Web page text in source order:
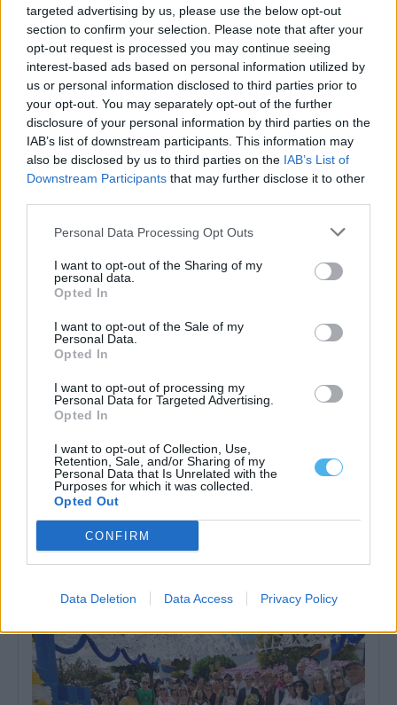
targeted advertising by us, please use the below opt-out
section to confirm your selection. Please note that after your
opt-out request is processed you may continue seeing
interest-based ads based on personal information utilized by
us or personal information disclosed to third parties prior to
your opt-out. You may separately opt-out of the further
disclosure of your personal information by third parties on the
IAB’s list of downstream participants. This information may
also be disclosed by us to third parties on the IAB’s List of
Downstream Participants that may further disclose it to other
Personal Data Processing Opt Outs
I want to opt-out of the Sharing of my
personal data.
Opted In
I want to opt-out of the Sale of my
Personal Data.
Opted In
I want to opt-out of processing my
Personal Data for Targeted Advertising.
Opted In
I want to opt-out of Collection, Use,
Retention, Sale, and/or Sharing of my
Personal Data that Is Unrelated with the
Purposes for which it was collected.
Opted Out
CONFIRM
Data Deletion Data Access Privacy Policy
Autarca de Redondo vê ligação com Campo Maior como
caminho para promover o Alentejo: «Temos todas as
David Galego, presidente da Câmara Municipal de Redondo,
9 Agosto, 2026 - 16:15
João Manuel Nabeiro celebra parceria entre Campo Maior e
João Manuel Nabeiro, presidente da Direção da Associação das
Festas do Povo de Campo...
9 Agosto, 2026 - 15:58